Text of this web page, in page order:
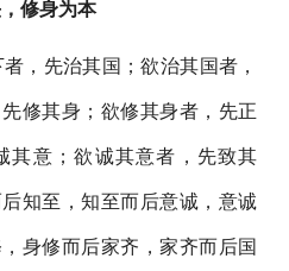
修身为本
，先治其国；欲治其国者，
修其身；欲修其身者，先正
其意；欲诚其意者，先致其
知至，知至而后意诚，意诚
身修而后家齐，家齐而后国